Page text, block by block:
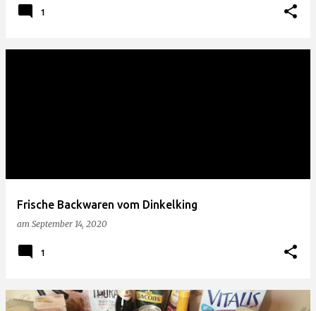
1
Frische Backwaren vom Dinkelking
am September 14, 2020
1